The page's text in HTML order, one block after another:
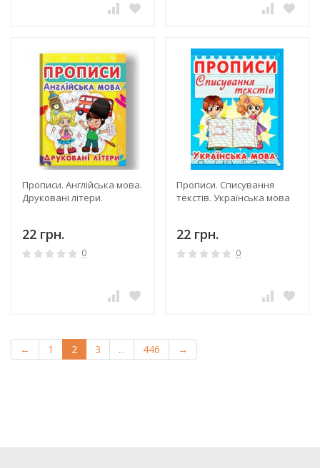
Прописи. Англійська мова.
Друковані літери.
22 грн.
0
Прописи. Списування
текстів. Українська мова
22 грн.
0
← 1 2 3 ... 446 →